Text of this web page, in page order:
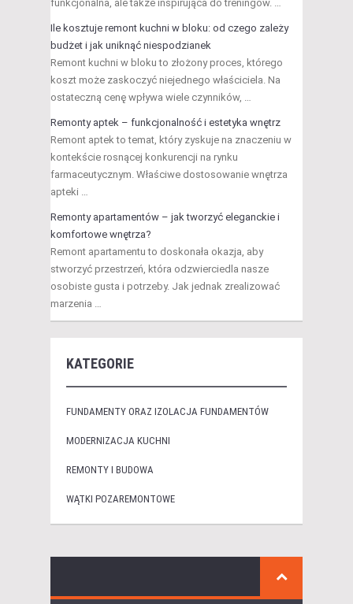
funkcjonalna, ale także inspirująca do treningów. …
Ile kosztuje remont kuchni w bloku: od czego zależy
budżet i jak uniknąć niespodzianek
Remont kuchni w bloku to złożony proces, którego
koszt może zaskoczyć niejednego właściciela. Na
ostateczną cenę wpływa wiele czynników, …
Remonty aptek – funkcjonalność i estetyka wnętrz
Remont aptek to temat, który zyskuje na znaczeniu w
kontekście rosnącej konkurencji na rynku
farmaceutycznym. Właściwe dostosowanie wnętrza
apteki …
Remonty apartamentów – jak tworzyć eleganckie i
komfortowe wnętrza?
Remont apartamentu to doskonała okazja, aby
stworzyć przestrzeń, która odzwierciedla nasze
osobiste gusta i potrzeby. Jak jednak zrealizować
marzenia …
KATEGORIE
FUNDAMENTY ORAZ IZOLACJA FUNDAMENTÓW
MODERNIZACJA KUCHNI
REMONTY I BUDOWA
WĄTKI POZAREMONTOWE